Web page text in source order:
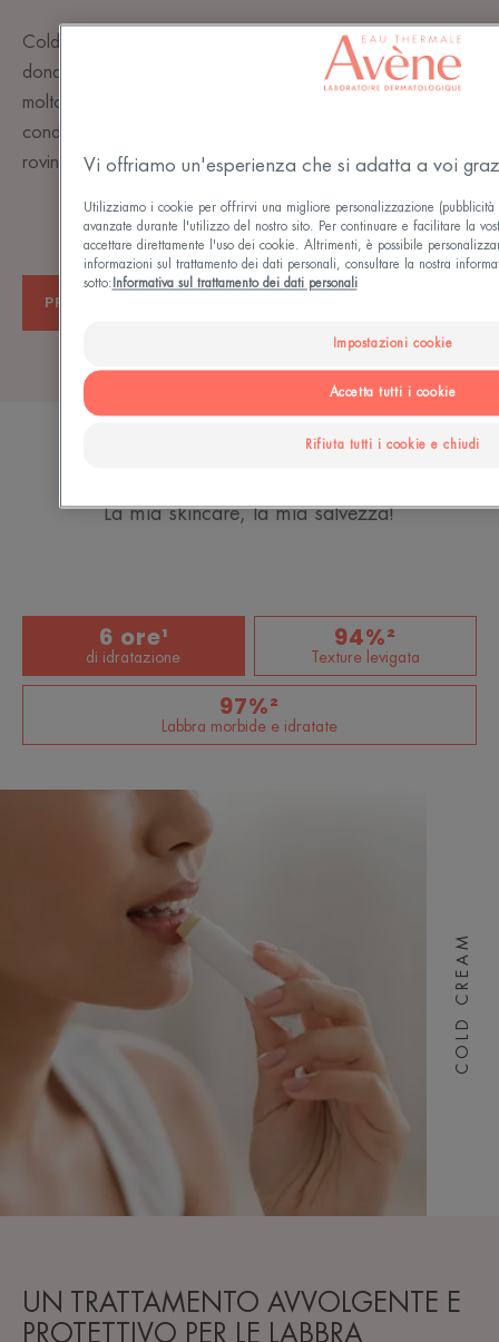
Cold Cream Avène: una combinazione di ingredienti che
dona sollievo, nutrimento e protezione alle labbra secche o
molto secche per lenirle e garantirne il comfort anche in
condizioni di freddo intenso. Le tue labbra non saranno più
rovinate a causa del freddo
PROTEGGERE LE LABBRA
La mia skincare, la mia salvezza!
6 ore¹
di idratazione
94%²
Texture levigata
97%²
Labbra morbide e idratate
UN TRATTAMENTO AVVOLGENTE E
PROTETTIVO PER LE LABBRA
COLD CREAM
Vi offriamo un'esperienza che si adatta a voi
Utilizziamo i cookie per offrirvi una migliore personalizzazione
avanzate durante l'utilizzo del nostro sito. Per continuare e facilitare la
accettare direttamente l'uso dei cookie. Altrimenti, è possibile
informazioni sul trattamento dei dati personali, consultare la nostra
sotto: Informativa sul trattamento dei dati personali
Impostazioni cookie
Rifiuta tutti i cookie e chiudi
Accetta tutti i cookie